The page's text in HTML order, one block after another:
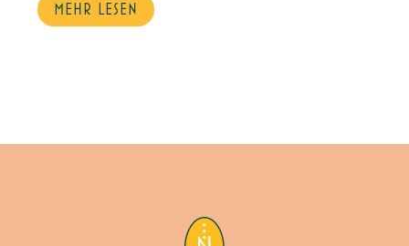
MEHR LESEN